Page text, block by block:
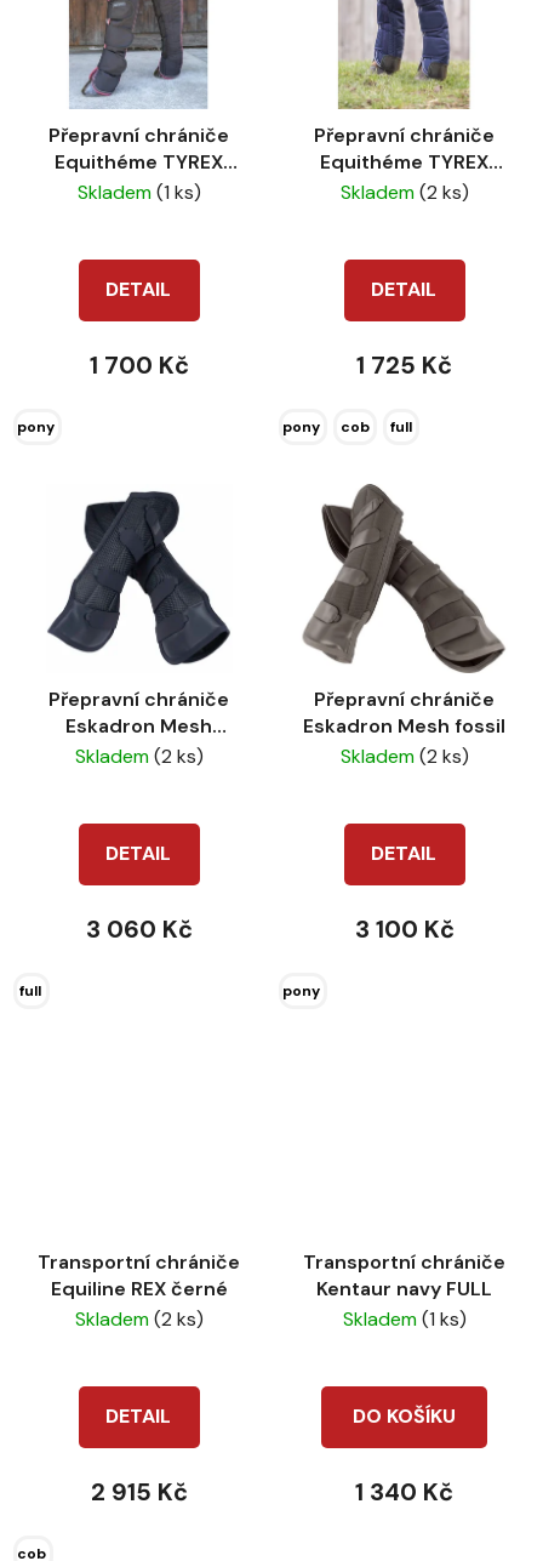
Přepravní chrániče
Equithéme TYREX
1200D černé
Skladem(1 ks)
DETAIL
1 700 Kč
pony
Přepravní chrániče
Equithéme TYREX
600D modré
Skladem(2 ks)
DETAIL
1 725 Kč
pony cob full
Přepravní chrániče
Eskadron Mesh
atlantic blue
Skladem(2 ks)
DETAIL
3 060 Kč
full
Přepravní chrániče
Eskadron Mesh fossil
Skladem(2 ks)
DETAIL
3 100 Kč
pony
Transportní chrániče
Equiline REX černé
Skladem(2 ks)
DETAIL
2 915 Kč
cob
Transportní chrániče
Kentaur navy FULL
Skladem(1 ks)
DO KOŠÍKU
1 340 Kč